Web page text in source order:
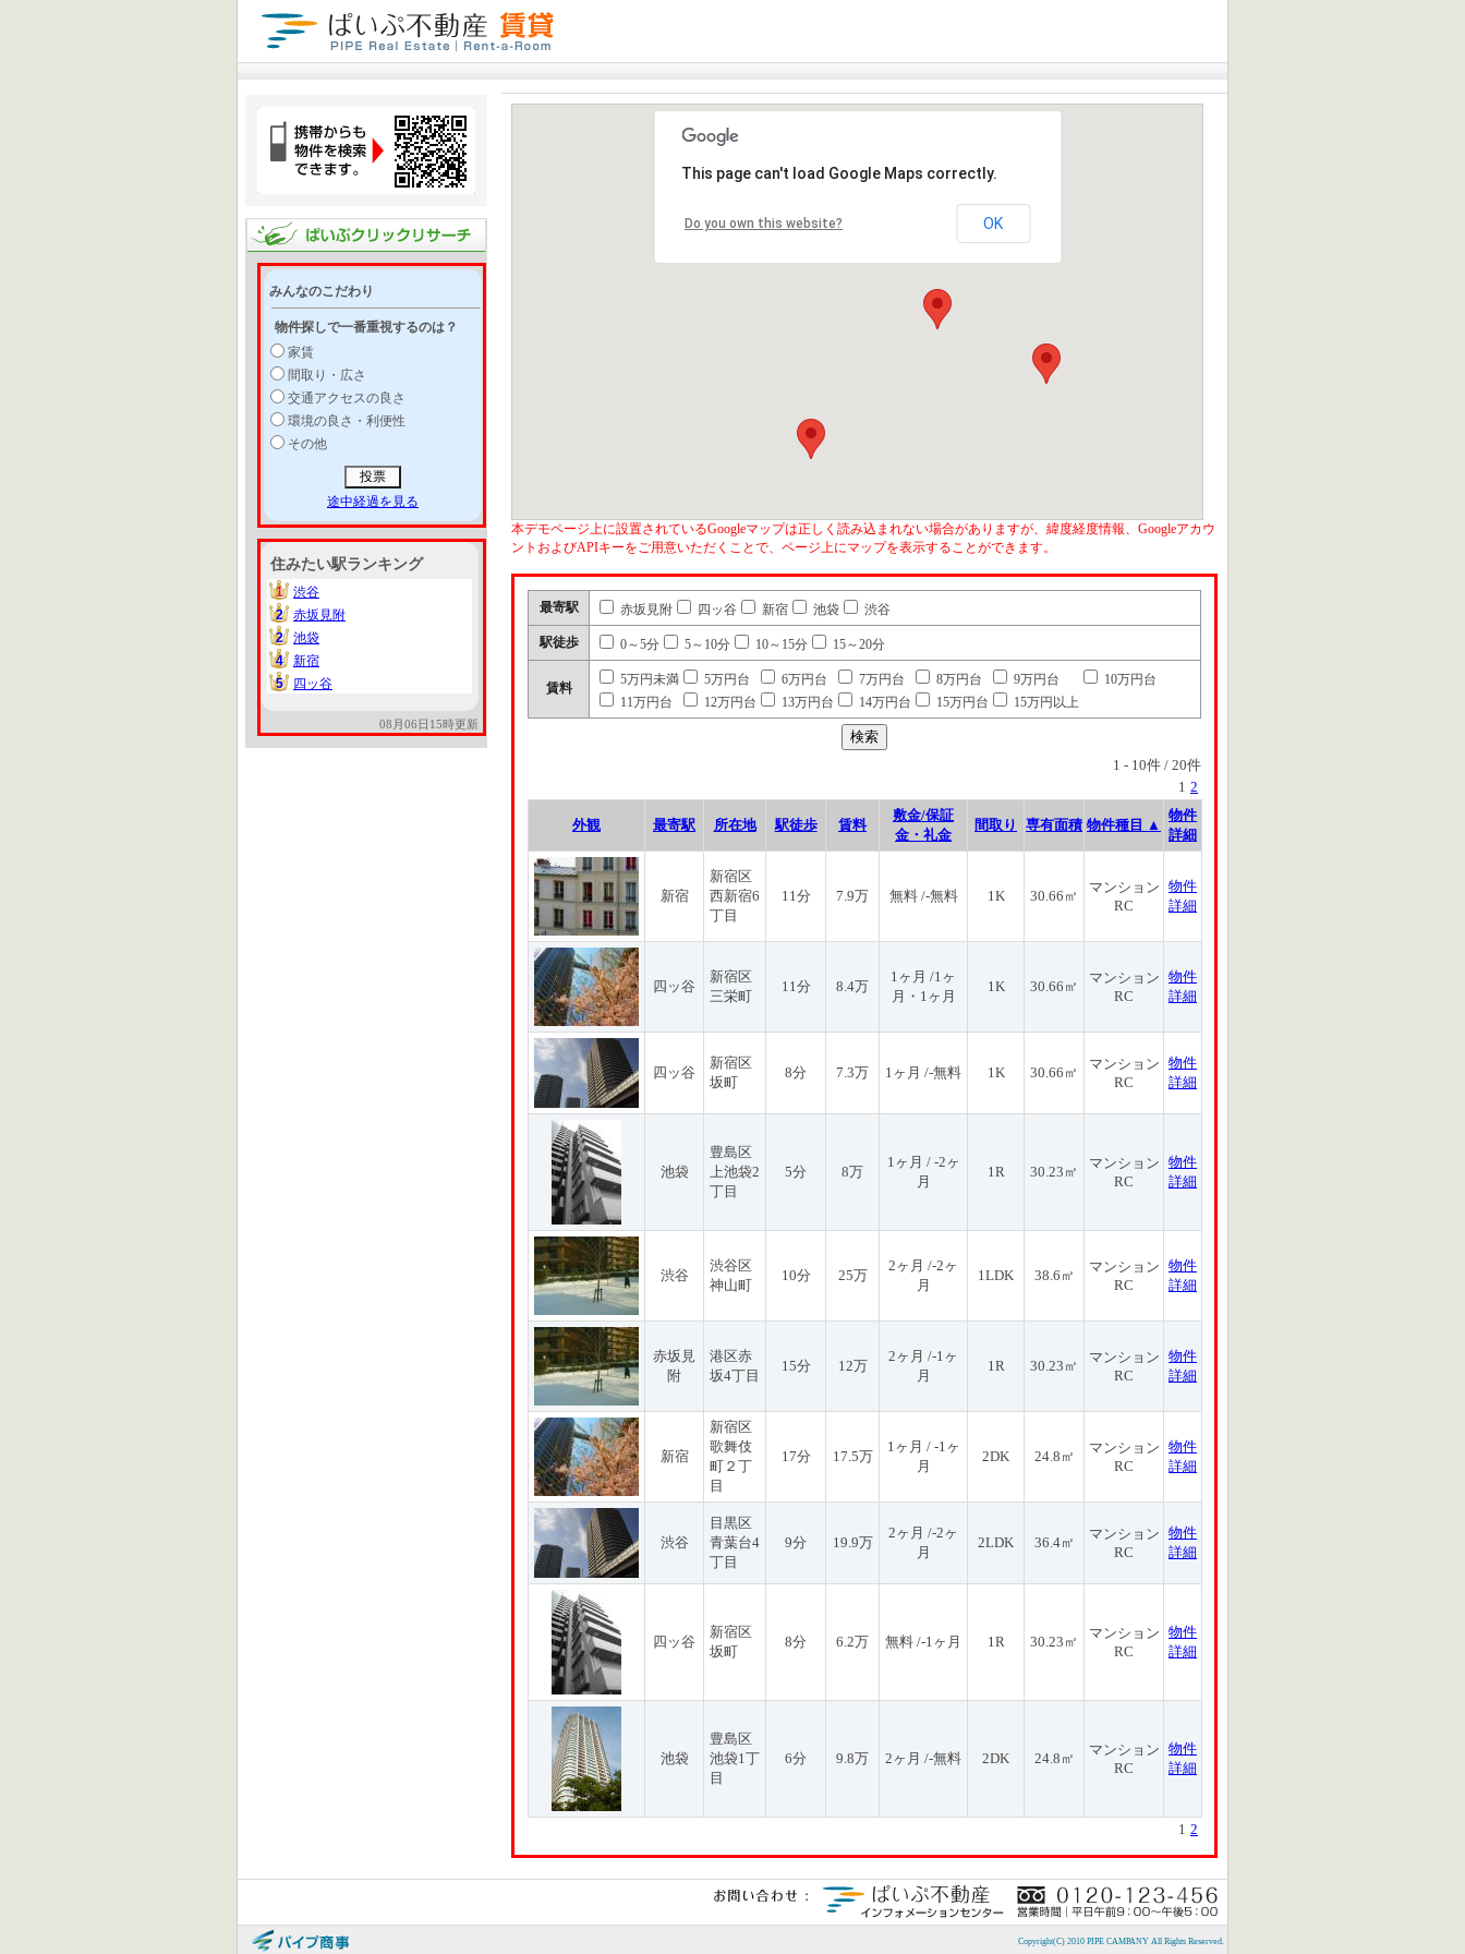
みんなのこだわり
物件探しで一番重視するのは？
家賃
間取り・広さ
交通アクセスの良さ
環境の良さ・利便性
その他
途中経過を見る
住みたい駅ランキング
1
1
渋谷
2
2
赤坂見附
2
2
池袋
4
4
新宿
5
5 四ッ谷
08月06日15時更新
This page can't load Google Maps correctly.
Do you own this website? OK
本デモページ上に設置されているGoogleマップは正しく読み込まれない場合がありますが、緯度経度情報、Googleアカウ
ントおよびAPIキーをご用意いただくことで、ページ上にマップを表示することができます。
最寄駅 赤坂見附 四ッ谷 新宿 池袋 渋谷
駅徒歩 0～5分 5～10分 10～15分 15～20分
賃料
5万円未満 5万円台 6万円台 7万円台 8万円台 9万円台
10万円台
11万円台
12万円台 13万円台 14万円台 15万円台 15万円以上
1 - 10件 / 20件
1 2
外観 最寄駅 所在地 駅徒歩 賃料
敷金/保証
金・礼金
間取り 専有面積 物件種目 ▲
物件
詳細
新宿
新宿区
西新宿6
丁目
11分 7.9万 無料 /-無料 1K 30.66㎡
マンション
RC
物件
詳細
四ッ谷
新宿区
三栄町
11分 8.4万
1ヶ月 /1ヶ
月・1ヶ月
1K 30.66㎡
マンション
RC
物件
詳細
四ッ谷
新宿区
坂町
8分 7.3万 1ヶ月 /-無料 1K 30.66㎡
マンション
RC
物件
詳細
池袋
豊島区
上池袋2
丁目
5分 8万
1ヶ月 / -2ヶ
月
1R 30.23㎡
マンション
RC
物件
詳細
渋谷
渋谷区
神山町
10分 25万
2ヶ月 /-2ヶ
月
1LDK 38.6㎡
マンション
RC
物件
詳細
赤坂見
附
港区赤
坂4丁目
15分 12万
2ヶ月 /-1ヶ
月
1R 30.23㎡
マンション
RC
物件
詳細
新宿
新宿区
歌舞伎
町２丁
目
17分 17.5万
1ヶ月 / -1ヶ
月
2DK 24.8㎡
マンション
RC
物件
詳細
渋谷
目黒区
青葉台4
丁目
9分 19.9万
2ヶ月 /-2ヶ
月
2LDK 36.4㎡
マンション
RC
物件
詳細
四ッ谷
新宿区
坂町
8分 6.2万 無料 /-1ヶ月 1R 30.23㎡
マンション
RC
物件
詳細
池袋
豊島区
池袋1丁
目
6分 9.8万 2ヶ月 /-無料 2DK 24.8㎡
マンション
RC
物件
詳細
1 2
Copyright(C) 2010 PIPE CAMPANY All Rights Reserved.